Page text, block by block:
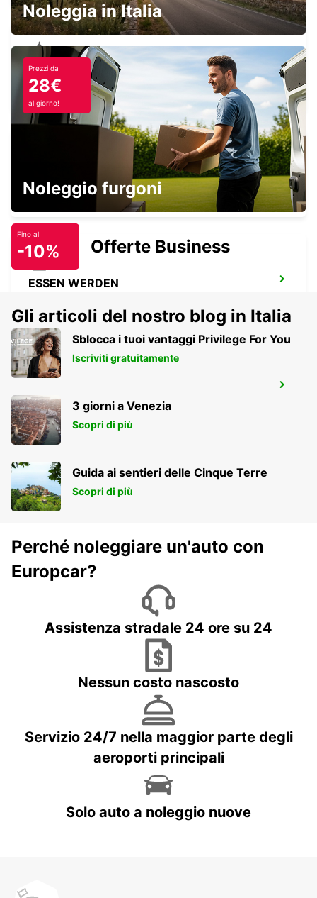
LANGENFELD
LANGENFELD - GERMANY
KREFELD - GERMANY
ESSEN WERDEN
SOLINGEN - GERMANY
Noleggia in Italia
Prezzi da
28€
al giorno!
Noleggio furgoni
Fino al
-10% Offerte Business
Gli articoli del nostro blog in Italia
Sblocca i tuoi vantaggi Privilege For You
Iscriviti gratuitamente
3 giorni a Venezia
Scopri di più
Guida ai sentieri delle Cinque Terre
Scopri di più
Perché noleggiare un'auto con
Europcar?
Assistenza stradale 24 ore su 24
Nessun costo nascosto
Servizio 24/7 nella maggior parte degli
aeroporti principali
Solo auto a noleggio nuove